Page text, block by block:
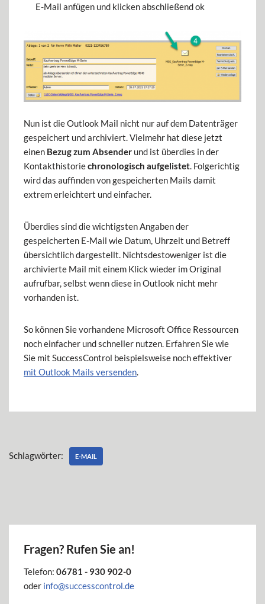
E-Mail anfügen und klicken abschließend ok
Nun ist die Outlook Mail nicht nur auf dem Datenträger
gespeichert und archiviert. Vielmehr hat diese jetzt
einen Bezug zum Absender und ist überdies in der
Kontakthistoriechronologisch aufgelistet. Folgerichtig
wird das auffinden von gespeicherten Mails damit
extrem erleichtert und einfacher.
Überdies sind die wichtigsten Angaben der
gespeicherten E-Mail wie Datum, Uhrzeit und Betreff
übersichtlich dargestellt. Nichtsdestoweniger ist die
archivierte Mail mit einem Klick wieder im Original
aufrufbar, selbst wenn diese in Outlook nicht mehr
vorhanden ist.
So können Sie vorhandene Microsoft Office Ressourcen
noch einfacher und schneller nutzen. Erfahren Sie wie
Sie mit SuccessControl beispielsweise noch effektiver
mit Outlook Mails versenden.
Schlagwörter: E-MAIL
Fragen? Rufen Sie an!
Telefon: 06781 - 930 902-0
oder info@successcontrol.de